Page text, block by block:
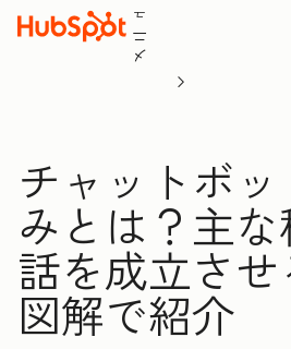
メ
ニ
ュ
チャットボ
みとは？主
話を成立さ
図解で紹介